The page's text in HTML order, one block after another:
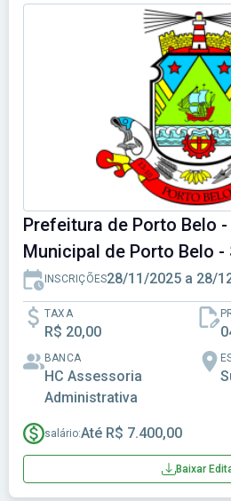
Prefeitura de Porto Belo
Municipal de Porto Belo -
INSCRIÇÕES28/11/2025 a 28/
TAXA
R$ 20,00
BANCA
HC Assessoria
Administrativa
salário:Até R$ 7.400,00
Baixar